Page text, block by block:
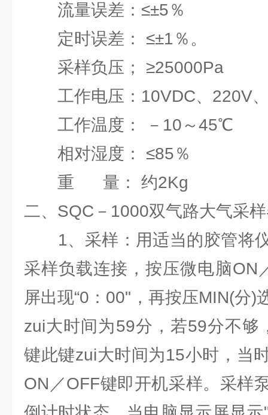
流量误差：≤±5％
定时误差： ≤±1％。
采样负压； ≥25000Pa
工作电压：10VDC、220V、
工作温度： －10～45℃
相对湿度： ≤85％
重 量： 约2Kg
二、SQC－1000双气路大气采
1、采样：用适当的胶管将
采样负载连接，按压微电脑ON
屏出现“0：00"，再按压MIN(分)
zui大时间为59分，若59分不够
键此键zui大时间为15小时，当
ON／OFF键即开机采样。采样